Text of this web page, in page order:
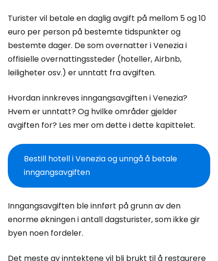
Turister vil betale en daglig avgift på mellom 5 og 10
euro per person på bestemte tidspunkter og
bestemte dager. De som overnatter i Venezia i
offisielle overnattingssteder (hoteller, Airbnb,
leiligheter osv.) er unntatt fra avgiften.
Hvordan innkreves inngangsavgiften i Venezia?
Hvem er unntatt? Og hvilke områder gjelder
avgiften for? Les mer om dette i dette kapittelet.
Bestill hotell i Venezia og unngå å betale
inngangsavgiften
Inngangsavgiften ble innført på grunn av den
enorme økningen i antall dagsturister, som ikke gir
byen noen fordeler.
Det meste av inntektene vil bli brukt til å restaurere